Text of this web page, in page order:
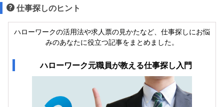
仕事探しのヒント
ハローワークの活用法や求人票の見かたなど、仕事探しにお悩
みのあなたに役立つ記事をまとめました。
ハローワーク元職員が教える仕事探し入門